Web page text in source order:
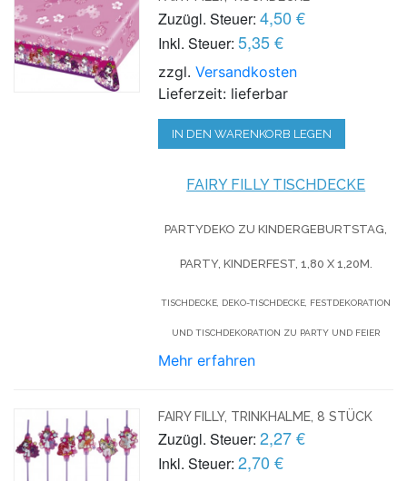
Zuzügl. Steuer: 4,50 €
Inkl. Steuer: 5,35 €
zzgl.Versandkosten
Lieferzeit: lieferbar
IN DEN WARENKORB LEGEN
FAIRY FILLY TISCHDECKE
PARTYDEKO ZU KINDERGEBURTSTAG,
PARTY, KINDERFEST, 1,80 X 1,20M.
TISCHDECKE, DEKO-TISCHDECKE, FESTDEKORATION
UND TISCHDEKORATION ZU PARTY UND FEIER
Mehr erfahren
FAIRY FILLY, TRINKHALME, 8 STÜCK
Zuzügl. Steuer: 2,27 €
Inkl. Steuer: 2,70 €